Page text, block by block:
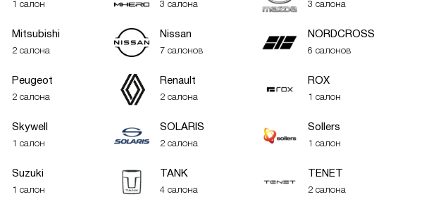
1 салон 3 салона 3 салона
Mitsubishi
2 салона
Nissan
7 салонов
NORDCROSS
6 салонов
Peugeot
2 салона
Renault
2 салона
ROX
1 салон
Skywell
1 салон
SOLARIS
2 салона
Sollers
1 салон
Suzuki
1 салон
TANK
4 салона
TENET
2 салона